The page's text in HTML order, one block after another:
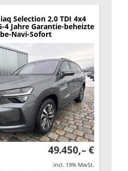
Selection 2,0 TDI 4x4
4 Jahre Garantie-beheizte
Navi-Sofort
49.450,– €
incl. 19% MwSt.